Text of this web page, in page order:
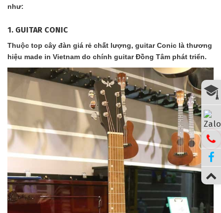
như:
1. GUITAR CONIC
Thuộc top cây đàn giá rẻ chất lượng, guitar Conic là thương
hiệu made in Vietnam do chính guitar Đồng Tâm phát triển.